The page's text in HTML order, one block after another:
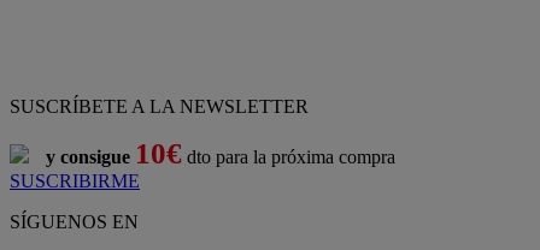
SUSCRÍBETE A LA NEWSLETTER
y consigue 10€ dto para la próxima compra
SUSCRIBIRME
SÍGUENOS EN